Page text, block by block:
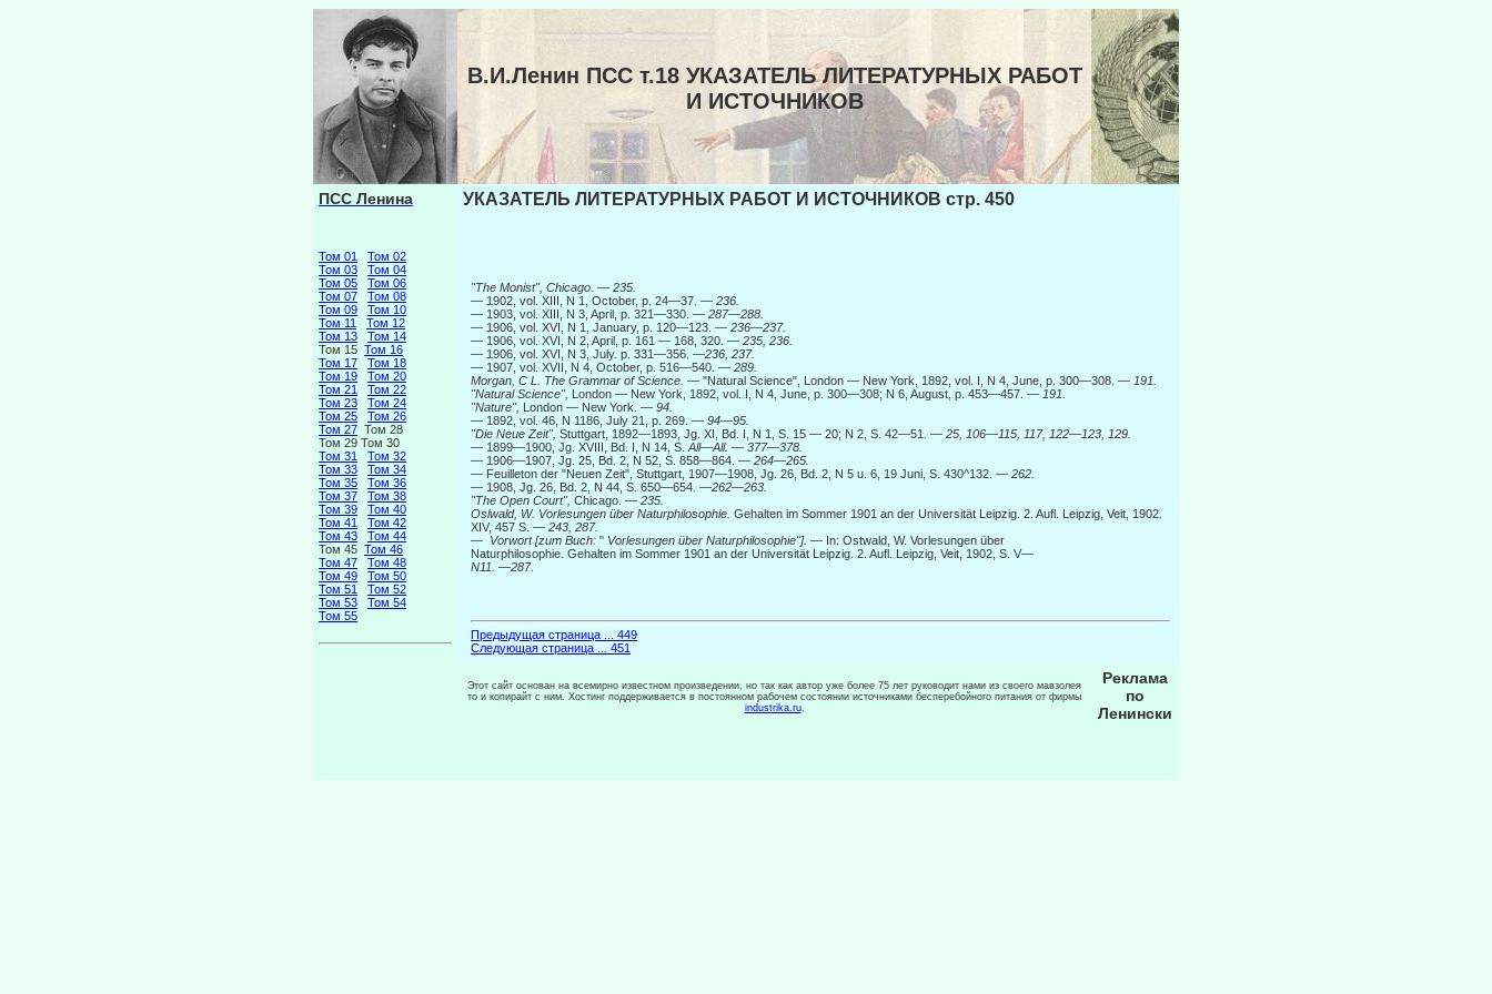
В.И.Ленин ПСС т.18 УКАЗАТЕЛЬ ЛИТЕРАТУРНЫХ РАБОТ
И ИСТОЧНИКОВ
ПСС Ленина
Том 01
Том 02
Том 03
Том 04
Том 05
Том 06
Том 07
Том 08
Том 09
Том 10
Том 11
Том 12
Том 13
Том 14
Том 15 Том 16
Том 17
Том 18
Том 19
Том 20
Том 21
Том 22
Том 23
Том 24
Том 25
Том 26
Том 27 Том 28
Том 29 Том 30
Том 31
Том 32
Том 33
Том 34
Том 35
Том 36
Том 37
Том 38
Том 39
Том 40
Том 41
Том 42
Том 43
Том 44
Том 45 Том 46
Том 47
Том 48
Том 49
Том 50
Том 51
Том 52
Том 53
Том 54
Том 55
УКАЗАТЕЛЬ ЛИТЕРАТУРНЫХ РАБОТ И ИСТОЧНИКОВ стр. 450
"The Monist", Chicago. — 235.
— 1902, vol. XIII, Ν 1, October, p. 24—37. — 236.
— 1903, vol. XIII, N 3, April, p. 321—330. — 287—288.
— 1906, vol. XVI, N 1, January, p. 120—123. — 236—237.
— 1906, vol. XVI, N 2, April, p. 161 — 168, 320. — 235, 236.
— 1906, vol. XVI, N 3, July. p. 331—356. —236, 237.
— 1907, vol. XVII, N 4, October, p. 516—540. — 289.
Morgan, С L. The Grammar of Science. — "Natural Science", London — New York, 1892, vol. I, N 4, June, p. 300—308. — 191.
"Natural Science",
London — New York, 1892, vol. I, N 4, June, p. 300—308; N 6, August, p. 453—457. — 191.
"Nature",
London — New York. — 94.
— 1892, vol. 46, N 1186, July 21, p. 269. — 94—95.
"Die Neue Zeit", Stuttgart, 1892—1893, Jg. XI, Bd. I, N 1, S. 15 — 20; N 2, S. 42—51. — 25, 106—115, 117, 122—123, 129.
— 1899—1900, Jg. XVIII, Bd. I, N 14, S. All—All. — 377—378.
— 1906—1907, Jg. 25, Bd. 2, N 52, S. 858—864. — 264—265.
— Feuilleton der "Neuen Zeit", Stuttgart, 1907—1908, Jg. 26, Bd. 2, N 5 u. 6, 19 Juni, S. 430^132. — 262.
— 1908, Jg. 26, Bd. 2, N 44, S. 650—654. —262—263.
"The Open Court", Chicago. — 235.
Oslwald, W. Vorlesungen über Naturphilosophie. Gehalten im Sommer 1901 an der Universität Leipzig. 2. Aufl. Leipzig, Veit, 1902.
XIV, 457 S. — 243, 287.
— Vorwort [zum Buch: " Vorlesungen über Naturphilosophie"]. — In: Ostwald, W. Vorlesungen über
Naturphilosophie. Gehalten im Sommer 1901 an der Universität Leipzig. 2. Aufl. Leipzig, Veit, 1902, S. V—
N11. —287.
Предыдущая страница ... 449
Следующая страница ... 451
Этот сайт основан на всемирно известном произведении, но так как автор уже более 75 лет руководит нами из своего мавзолея
то и копирайт с ним. Хостинг поддерживается в постоянном рабочем состоянии источниками бесперебойного питания от фирмы
industrika.ru.
Реклама
по
Ленински